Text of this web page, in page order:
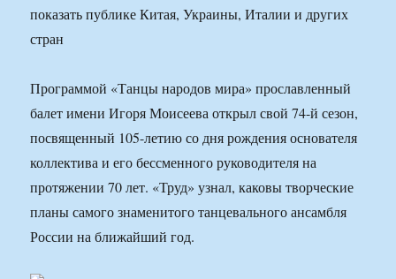
показать публике Китая, Украины, Италии и других
стран
Программой «Танцы народов мира» прославленный
балет имени Игоря Моисеева открыл свой 74-й сезон,
посвященный 105-летию со дня рождения основателя
коллектива и его бессменного руководителя на
протяжении 70 лет. «Труд» узнал, каковы творческие
планы самого знаменитого танцевального ансамбля
России на ближайший год.